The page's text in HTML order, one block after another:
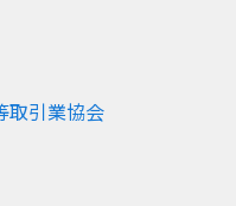
取引業協会